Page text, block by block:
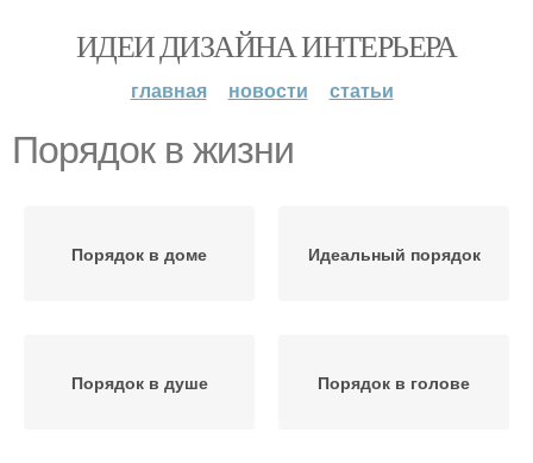
ИДЕИ ДИЗАЙНА ИНТЕРЬЕРА
главная новости статьи
Порядок в жизни
Порядок в доме Идеальный порядок
Порядок в душе Порядок в голове